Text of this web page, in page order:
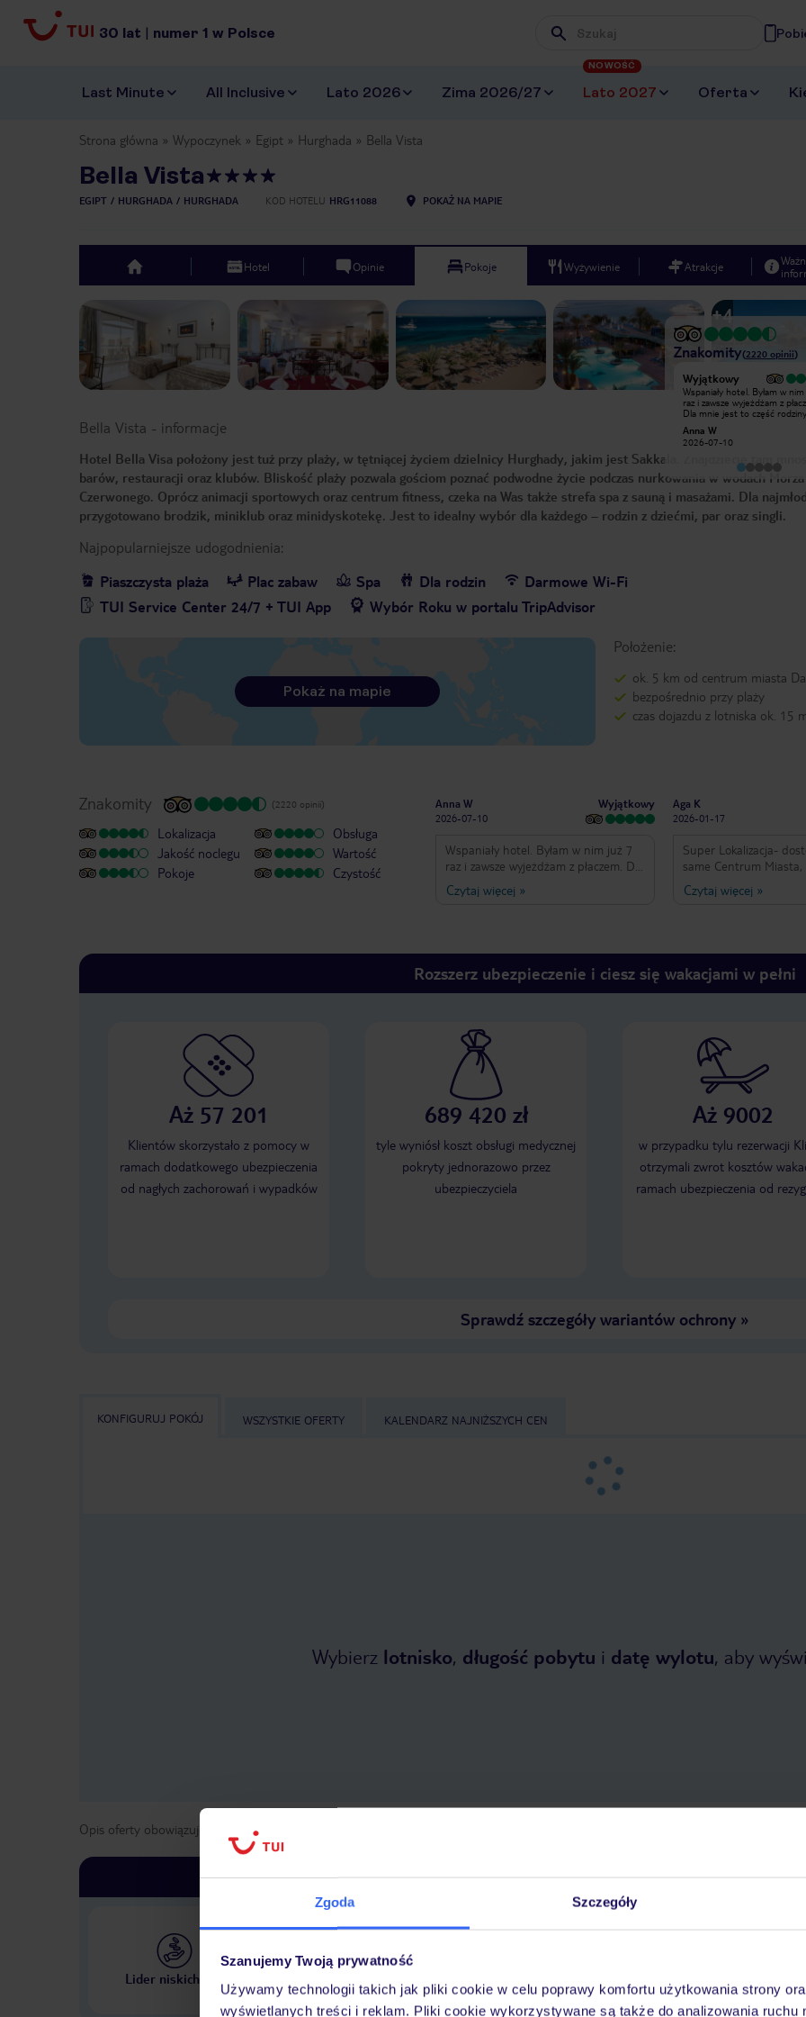
Zgoda Szczegóły
Szanujemy Twoją prywatność
Używamy technologii takich jak pliki cookie w celu poprawy komfortu użytkowania strony
wyświetlanych treści i reklam. Pliki cookie wykorzystywane są także do analizowania ruchu
30 lat | numer 1 w Polsce Wpisz frazę, której szukasz
Last Minute All Inclusive Lato 2026 Zima 2026/27 Lato 2027
NOWOŚĆ
Oferta
Strona główna Wypoczynek Egipt Hurghada Bella Vista
Bella Vista
EGIPT HURGHADA HURGHADA KOD HOTELU HRG11088 POKAŻ NA MAPIE
top Hotel Opinie Pokoje Wyżywienie Atrakcje
Previous slide +4
Znakomity(2220 opinii)
Nie polecam, hotel wymaga
Pokoje w słabym stanie, wanna z
plamami, kafelki trzymały się na
słowo honoru. Łóżka niewygodne.
Jedzenie bardzo monotonne,
codziennie to samo, mały wybór,
kolejki na stołówce bardzo duże,
problem ze znalezieniem miejsca
(malowanie śmierdzącą farbą w tym
animacje). Na plus obsługa (oprócz
recepcji), płatne restauracje na
Wyjątkowy
Wspaniały hotel. Byłam w
raz i zawsze wyjeżdżam z
Dla mnie jest to część rodziny.
każdy pracujący tam człowiek.
Jedzenie super. Pokoje czyste.
że są tam koty. Kocham
te hotelowe są cudowne.
Anna W
2026-07-10
Bella Vista - informacje
Hotel Bella Visa położony jest tuż przy plaży, w tętniącej życiem dzielnicy Hurghady, jakim jest Sakkala. Znajdziecie tam
barów, restauracji oraz klubów. Bliskość plaży pozwala gościom poznać podwodne życie podczas nurkowania w wodach Morza
Czerwonego. Oprócz animacji sportowych oraz centrum fitness, czeka na Was także strefa spa z sauną i masażami. Dla
przygotowano brodzik, miniklub oraz minidyskotekę. Jest to idealny wybór dla każdego – rodzin z dziećmi, par oraz singli.
Najpopularniejsze udogodnienia:
Piaszczysta plaża
Plac zabaw Spa Dla rodzin
Darmowe Wi-Fi
TUI Service Center 24/7 + TUI App
Wybór Roku w portalu TripAdvisor
Położenie:
ok. 5 km od centrum miasta
bezpośrednio przy plaży
czas dojazdu z lotniska ok. 15
Pokaż na mapie
Znakomity (2220 opinii)
Lokalizacja
Jakość noclegu
Pokoje
Obsługa
Wartość
Czystość
Anna W
2026-07-10
Wyjątkowy
Wspaniały hotel. Byłam w nim już 7
raz i zawsze wyjeżdżam z płaczem. Dla
mnie jest to część rodziny. Wspaniali
pracownicy recepcji oraz każdy
cudowne. Czuję się jak w domu. Za
rok też tam będę.
Czytaj więcej »
Aga K
2026-01-17
Super Lokalizacja-
same Centrum Miasta, Atmosfera w
Holelu bardzo przyjazna, obsługa "
bananem na ustach", pokoje ok,
Czytaj więcej »
Rozszerz ubezpieczenie i ciesz się wakacjami w pełni
Aż 57 201
Klientów skorzystało z pomocy w
ramach dodatkowego ubezpieczenia
od nagłych zachorowań i wypadków
689 420 zł
tyle wyniósł koszt obsługi medycznej
pokryty jednorazowo przez
ubezpieczyciela
Aż 9002
w przypadku tylu rezerwacji
otrzymali zwrot kosztów
ramach ubezpieczenia od
Sprawdź szczegóły wariantów ochrony»
KONFIGURUJ POKÓJ WSZYSTKIE OFERTY KALENDARZ NAJNIŻSZYCH CEN
Wybierz lotnisko, długość pobytu i datę wylotu, aby
Opis oferty obowiązuje dla wyjazdów w terminie
Dlaczego warto wybrać TUI?
Lider niskich cen
Największe biuro podróży
w Polsce
wakacjach 24/7